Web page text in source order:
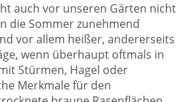
auch vor unseren Gärten nicht
die Sommer zunehmend
vor allem heißer, andererseits
wenn überhaupt oftmals in
Stürmen, Hagel oder
Merkmale für den